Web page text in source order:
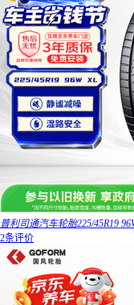
普利司通汽车轮胎225/45R19
2条评价